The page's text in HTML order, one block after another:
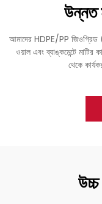
উন্নত
আমাদের HDPE/PP জিওগ্রিড
ওয়াল এবং ব্যাঙ্কমেন্টে
থেকে